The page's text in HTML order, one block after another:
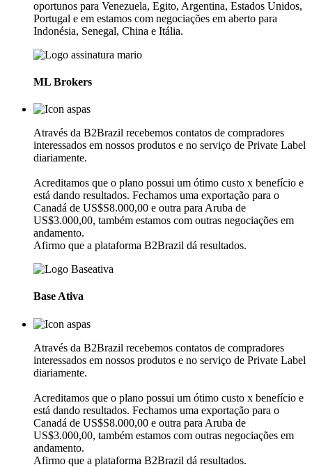
oportunos para Venezuela, Egito, Argentina, Estados Unidos,
Portugal e em estamos com negociações em aberto para
Indonésia, Senegal, China e Itália.
ML Brokers
Através da B2Brazil recebemos contatos de compradores
interessados em nossos produtos e no serviço de Private Label
diariamente.
Acreditamos que o plano possui um ótimo custo x benefício e
está dando resultados. Fechamos uma exportação para o
Canadá de US$S8.000,00 e outra para Aruba de
US$3.000,00, também estamos com outras negociações em
andamento.
Afirmo que a plataforma B2Brazil dá resultados.
Base Ativa
Através da B2Brazil recebemos contatos de compradores
interessados em nossos produtos e no serviço de Private Label
diariamente.
Acreditamos que o plano possui um ótimo custo x benefício e
está dando resultados. Fechamos uma exportação para o
Canadá de US$S8.000,00 e outra para Aruba de
US$3.000,00, também estamos com outras negociações em
andamento.
Afirmo que a plataforma B2Brazil dá resultados.